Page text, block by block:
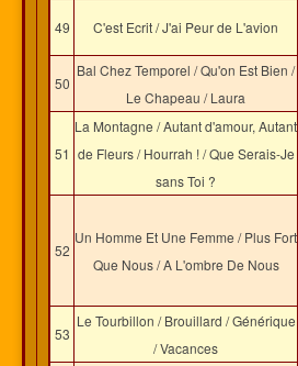
49 C'est Ecrit / J'ai Peur de L'avion
50
Bal Chez Temporel / Qu'on Est Bien /
Le Chapeau / Laura
51
La Montagne / Autant d'amour, Autant
de Fleurs / Hourrah ! / Que Serais-Je
sans Toi ?
52
Un Homme Et Une Femme / Plus Fort
Que Nous / A L'ombre De Nous
53
Le Tourbillon / Brouillard / Générique
/ Vacances